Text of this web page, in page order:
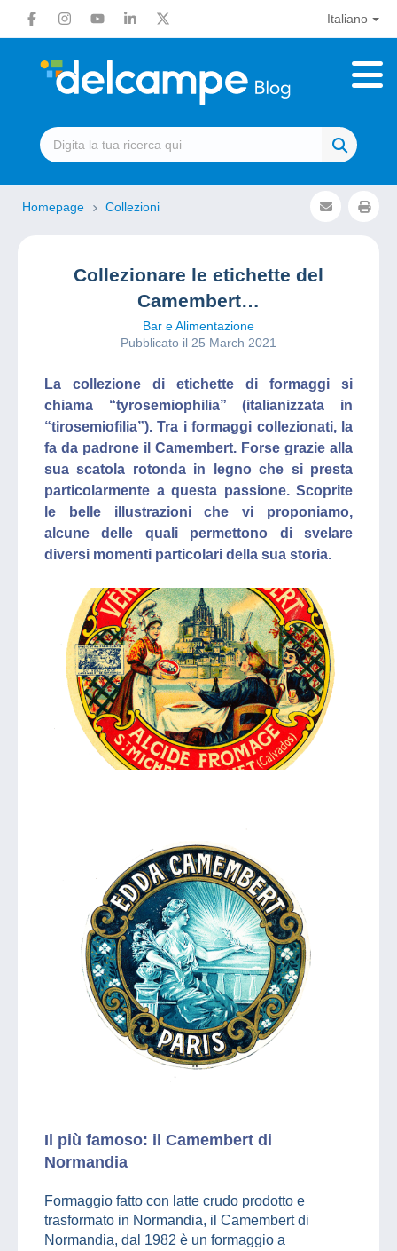
Italiano
Homepage Collezioni
Collezionare le etichette del
Camembert…
Bar e Alimentazione
Pubblicato il 25 March 2021
La collezione di etichette di formaggi si
chiama “tyrosemiophilia” (italianizzata in
“tirosemiofilia”). Tra i formaggi collezionati, la
fa da padrone il Camembert. Forse grazie alla
sua scatola rotonda in legno che si presta
particolarmente a questa passione. Scoprite
le belle illustrazioni che vi proponiamo,
alcune delle quali permettono di svelare
diversi momenti particolari della sua storia.
Il più famoso: il Camembert di
Normandia
Formaggio fatto con latte crudo prodotto e
trasformato in Normandia, il Camembert di
Normandia, dal 1982 è un formaggio a